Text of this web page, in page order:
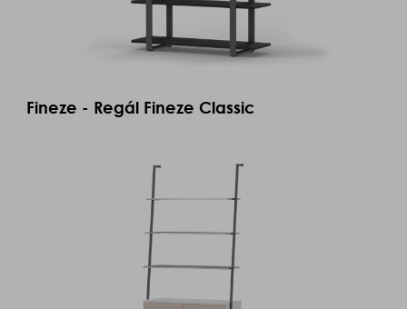
Fineze - Regál Fineze Classic